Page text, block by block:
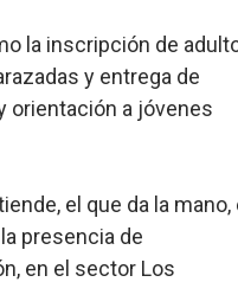
la inscripción de
y entrega de
orientación a jóvenes
el que da la mano,
presencia de
en el sector Los